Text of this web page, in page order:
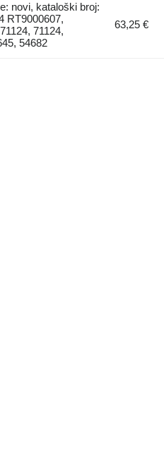
novi, kataloški broj:
RT9000607,
71124,
54682
63,25 €